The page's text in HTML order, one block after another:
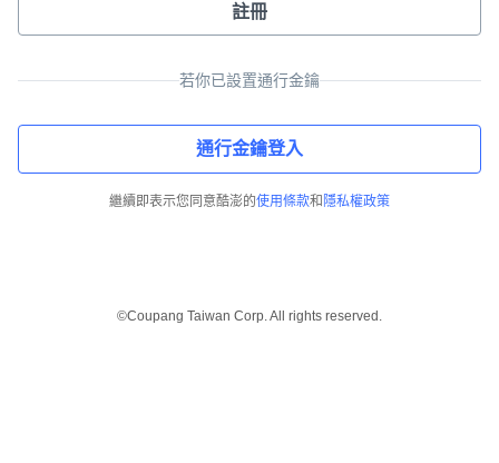
註冊
若你已設置通行金鑰
通行金鑰登入
繼續即表示您同意酷澎的使用條款和 隱私權政策
©Coupang Taiwan Corp. All rights reserved.